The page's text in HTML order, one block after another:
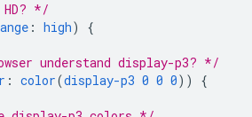
*/
: high) {
understand display-p3? */
: color(display-p3 0 0 0)) {